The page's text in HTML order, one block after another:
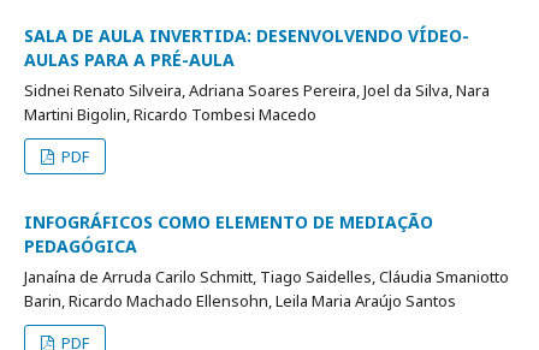
SALA DE AULA INVERTIDA: DESENVOLVENDO VÍDEO-
AULAS PARA A PRÉ-AULA
Sidnei Renato Silveira, Adriana Soares Pereira, Joel da Silva, Nara
Martini Bigolin, Ricardo Tombesi Macedo
PDF
INFOGRÁFICOS COMO ELEMENTO DE MEDIAÇÃO
PEDAGÓGICA
Janaína de Arruda Carilo Schmitt, Tiago Saidelles, Cláudia Smaniotto
Barin, Ricardo Machado Ellensohn, Leila Maria Araújo Santos
PDF